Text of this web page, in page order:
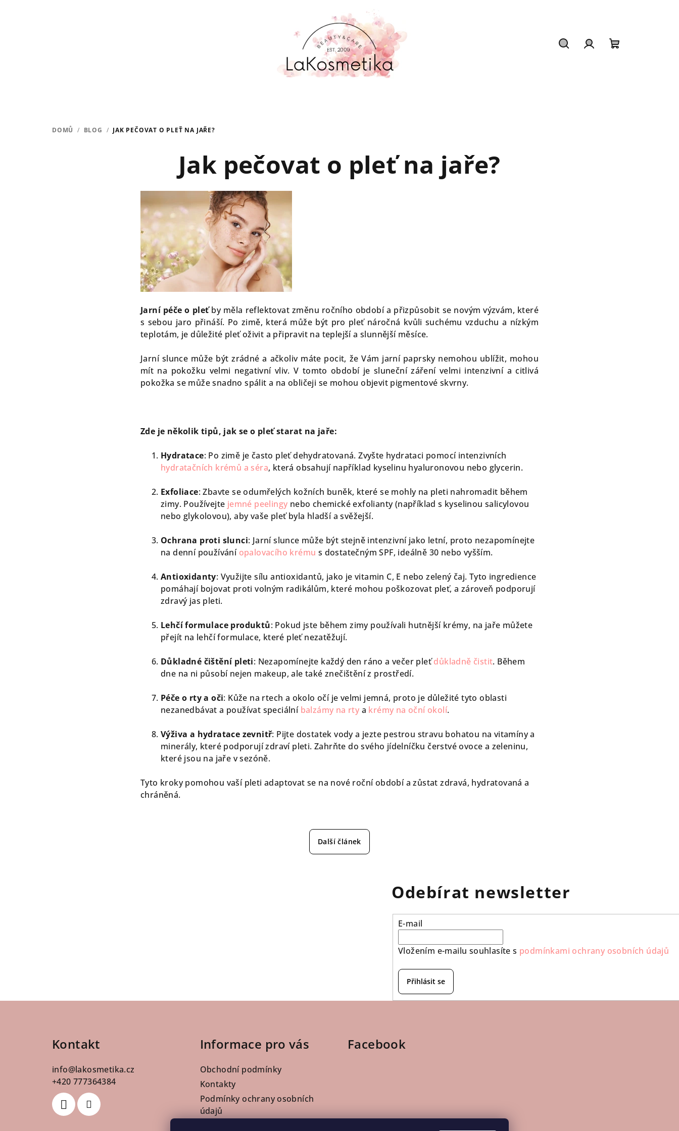
DOMŮ / BLOG / JAK PEČOVAT O PLEŤ NA JAŘE?
Jak pečovat o pleť na jaře?
Jarní péče o pleťby měla reflektovat změnu ročního období a přizpůsobit se novým výzvám, které
s sebou jaro přináší. Po zimě, která může být pro pleť náročná kvůli suchému vzduchu a nízkým
teplotám, je důležité pleť oživit a připravit na teplejší a slunnější měsíce.
Jarní slunce může být zrádné a ačkoliv máte pocit, že Vám jarní paprsky nemohou ublížit, mohou
mít na pokožku velmi negativní vliv. V tomto období je sluneční záření velmi intenzivní a citlivá
pokožka se může snadno spálit a na obličeji se mohou objevit pigmentové skvrny.
Zde je několik tipů, jak se o pleť starat na jaře:
Hydratace: Po zimě je často pleť dehydratovaná. Zvyšte hydrataci pomocí intenzivních
hydratačních krémů a séra, která obsahují například kyselinu hyaluronovou nebo glycerin.
Exfoliace: Zbavte se odumřelých kožních buněk, které se mohly na pleti nahromadit během
zimy. Používejte jemné peelingy nebo chemické exfolianty (například s kyselinou salicylovou
nebo glykolovou), aby vaše pleť byla hladší a svěžejší.
Ochrana proti slunci: Jarní slunce může být stejně intenzivní jako letní, proto nezapomínejte
na denní používání opalovacího krému s dostatečným SPF, ideálně 30 nebo vyšším.
Antioxidanty: Využijte sílu antioxidantů, jako je vitamin C, E nebo zelený čaj. Tyto ingredience
pomáhají bojovat proti volným radikálům, které mohou poškozovat pleť, a zároveň podporují
zdravý jas pleti.
Lehčí formulace produktů: Pokud jste během zimy používali hutnější krémy, na jaře můžete
přejít na lehčí formulace, které pleť nezatěžují.
Důkladné čištění pleti: Nezapomínejte každý den ráno a večer pleťdůkladně čistit. Během
dne na ni působí nejen makeup, ale také znečištění z prostředí.
Péče o rty a oči: Kůže na rtech a okolo očí je velmi jemná, proto je důležité tyto oblasti
nezanedbávat a používat speciální balzámy na rty a krémy na oční okolí.
Výživa a hydratace zevnitř: Pijte dostatek vody a jezte pestrou stravu bohatou na vitamíny a
minerály, které podporují zdraví pleti. Zahrňte do svého jídelníčku čerstvé ovoce a zeleninu,
které jsou na jaře v sezóně.
Tyto kroky pomohou vaší pleti adaptovat se na nové roční období a zůstat zdravá, hydratovaná a
chráněná.
Další článek
Odebírat newsletter
E-mail
Vložením e-mailu souhlasíte s podmínkami ochrany osobních údajů
Přihlásit se
Kontakt
info@lakosmetika.cz
+420 777364384
Informace pro vás
Obchodní podmínky
Kontakty
Podmínky ochrany osobních
údajů
Facebook